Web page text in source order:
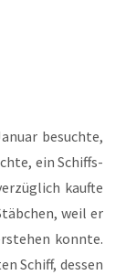
besuch­te,
ein Schiffs­
kauf­te
weil er
konn­te.
Schiff, des­sen